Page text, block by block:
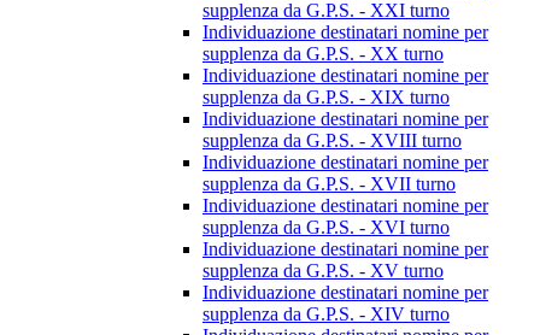
supplenza da G.P.S. - XXI turno
Individuazione destinatari nomine per
supplenza da G.P.S. - XX turno
Individuazione destinatari nomine per
supplenza da G.P.S. - XIX turno
Individuazione destinatari nomine per
supplenza da G.P.S. - XVIII turno
Individuazione destinatari nomine per
supplenza da G.P.S. - XVII turno
Individuazione destinatari nomine per
supplenza da G.P.S. - XVI turno
Individuazione destinatari nomine per
supplenza da G.P.S. - XV turno
Individuazione destinatari nomine per
supplenza da G.P.S. - XIV turno